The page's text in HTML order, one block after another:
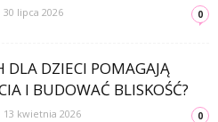
30 lipca 2026 0
DLA DZIECI POMAGAJĄ
I BUDOWAĆ BLISKOŚĆ?
13 kwietnia 2026 0